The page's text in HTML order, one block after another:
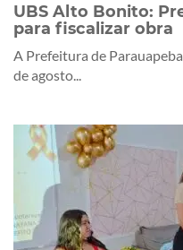
UBS Alto Bonito:
para fiscalizar obra
A Prefeitura de
de agosto...